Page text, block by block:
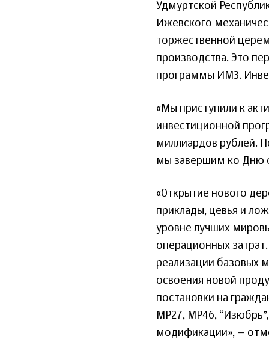
Удмуртской
Ижевского
торжественной
производства. Это
программы ИМЗ.
«Мы приступили к
инвестиционной
миллиардов рублей.
мы завершим ко Дню
«Открытие нового
приклады, цевья и
уровне лучших
операционных
реализации базовых
освоения новой
постановки на
МР27, МР46,
модификации», –